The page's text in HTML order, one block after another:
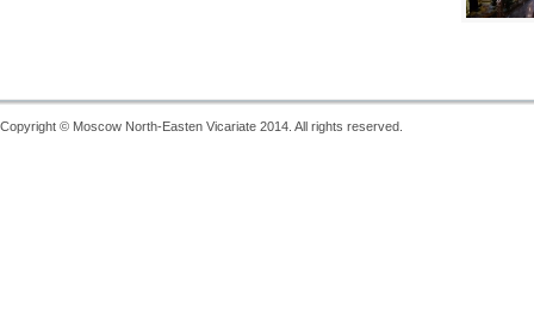
Copyright © Moscow North-Easten Vicariate 2014. All rights reserved.